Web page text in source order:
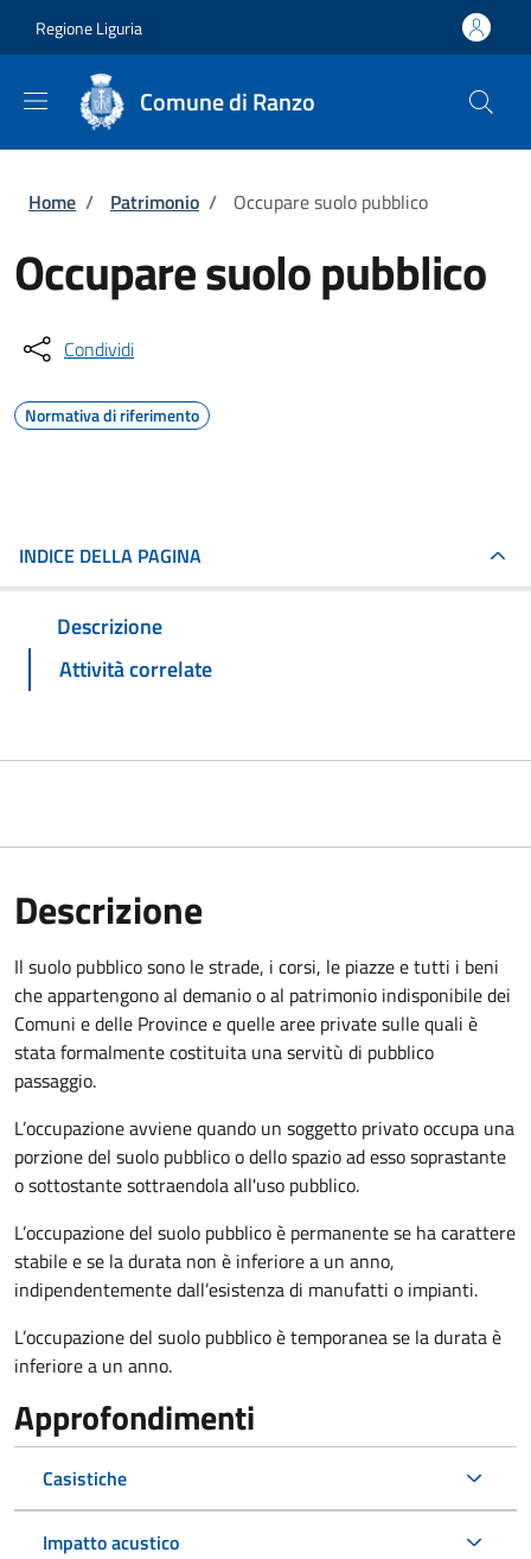
Regione Liguria
Comune di Ranzo
Briciole di pane
Home / Patrimonio / Occupare suolo pubblico
Occupare suolo pubblico
Condividi
Normativa di riferimento
INDICE DELLA PAGINA
Descrizione
Attività correlate
Descrizione
Il suolo pubblico sono le strade, i corsi, le piazze e tutti i beni
che appartengono al demanio o al patrimonio indisponibile dei
Comuni e delle Province e quelle aree private sulle quali è
stata formalmente costituita una servitù di pubblico
passaggio.
L’occupazione avviene quando un soggetto privato occupa una
porzione del suolo pubblico o dello spazio ad esso soprastante
o sottostante sottraendola all'uso pubblico.
L’occupazione del suolo pubblico è permanente se ha carattere
stabile e se la durata non è inferiore a un anno,
indipendentemente dall’esistenza di manufatti o impianti.
L’occupazione del suolo pubblico è temporanea se la durata è
inferiore a un anno.
Approfondimenti
Casistiche
Impatto acustico